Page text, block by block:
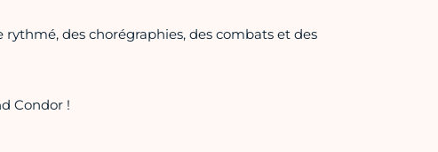
rythmé, des chorégraphies, des combats et des
Condor !